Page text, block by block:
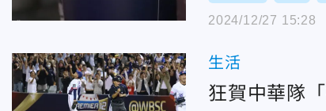
2024/12/27 15:28
生活
狂賀中華隊